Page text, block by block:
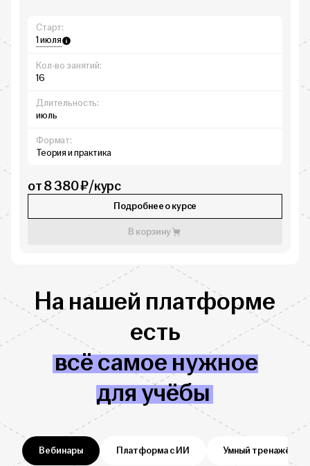
Старт:
1 июля
Кол-во занятий:
16
Длительность:
июль
Формат:
Теория и практика
от 8 380 ₽/курс
Подробнее о курсе
В корзину
На нашей платформе
есть
всё самое нужное
для учёбы
Вебинары Платформа с ИИ Умный тренажёр